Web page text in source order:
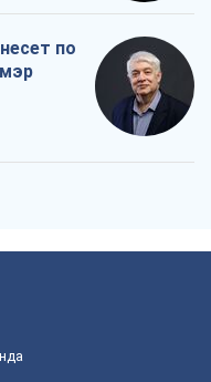
по